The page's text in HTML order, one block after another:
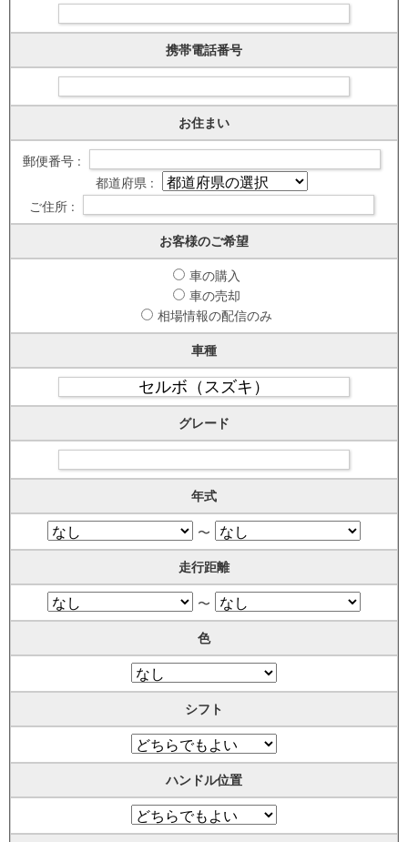
携帯電話番号
お住まい
郵便番号 :
都道府県 :
ご住所 :
お客様のご希望
車の購入
車の売却
相場情報の配信のみ
車種
グレード
年式
〜
走行距離
〜
色
シフト
ハンドル位置